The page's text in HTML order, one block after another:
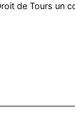
de Tours un